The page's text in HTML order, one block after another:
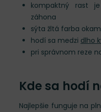
kompaktný rast
záhona
sýta žltá farba
hodí sa medzi dlho
pri správnom reze
Kde sa hodí
Najlepšie funguje na